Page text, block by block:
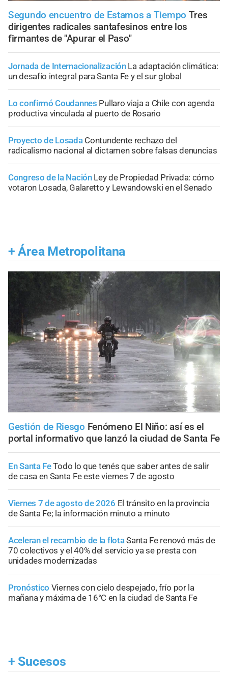
Segundo encuentro de Estamos a Tiempo Tres
dirigentes radicales santafesinos entre los
firmantes de "Apurar el Paso"
Jornada de Internacionalización La adaptación climática:
un desafío integral para Santa Fe y el sur global
Lo confirmó Coudannes Pullaro viaja a Chile con agenda
productiva vinculada al puerto de Rosario
Proyecto de Losada Contundente rechazo del
radicalismo nacional al dictamen sobre falsas denuncias
Congreso de la Nación Ley de Propiedad Privada: cómo
votaron Losada, Galaretto y Lewandowski en el Senado
+ Área Metropolitana
Gestión de Riesgo Fenómeno El Niño: así es el
portal informativo que lanzó la ciudad de Santa Fe
En Santa FeTodo lo que tenés que saber antes de salir
de casa en Santa Fe este viernes 7 de agosto
Viernes 7 de agosto de 2026 El tránsito en la provincia
de Santa Fe; la información minuto a minuto
Aceleran el recambio de la flotaSanta Fe renovó más de
70 colectivos y el 40% del servicio ya se presta con
unidades modernizadas
Pronóstico Viernes con cielo despejado, frío por la
mañana y máxima de 16°C en la ciudad de Santa Fe
+ Sucesos